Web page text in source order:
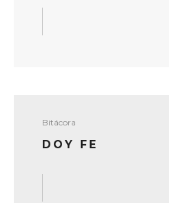
Bitácora
DOY FE